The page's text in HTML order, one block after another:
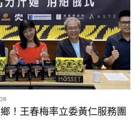
！王春梅率立委黃仁服務團